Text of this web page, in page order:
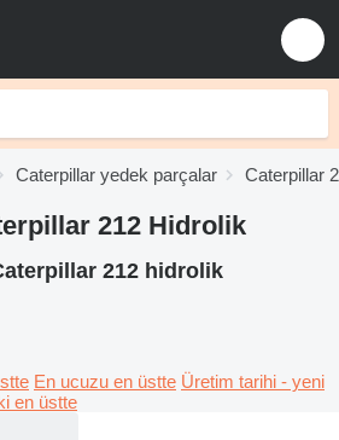
Caterpillar yedek parçalar Caterpillar
212 Hidrolik
212 hidrolik
En ucuzu en üstte Üretim tarihi - yeni
en üstte